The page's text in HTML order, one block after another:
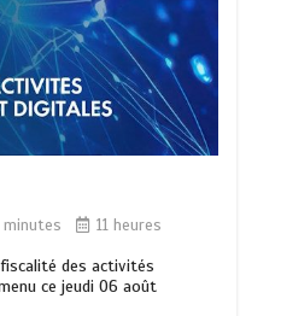
minutes 11 heures
fiscalité des activités
ce jeudi 06 août